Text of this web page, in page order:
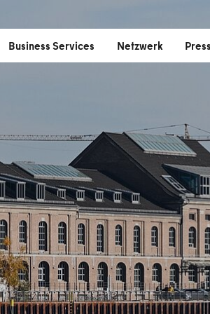
Business Services Netzwerk